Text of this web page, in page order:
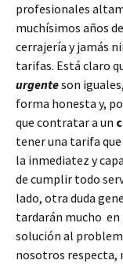
profesionales
muchísimos años
cerrajería y jamás
tarifas. Está claro
urgenteson
forma honesta y,
que contratar a un
tener una tarifa
la inmediatez y
de cumplir todo
lado, otra duda
tardarán mucho en
solución al
nosotros respecta,